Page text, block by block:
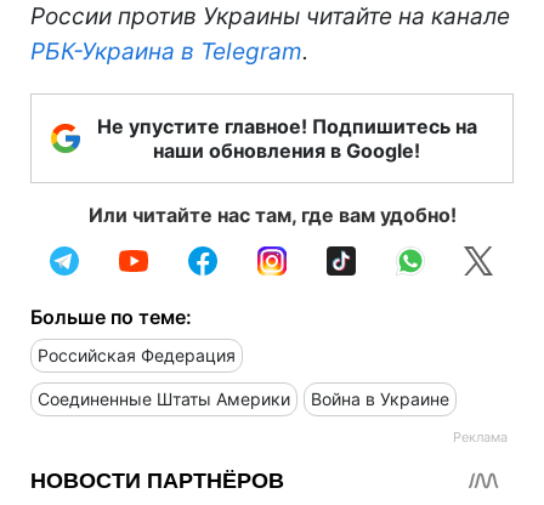
России против Украины читайте на канале
РБК-Украина в Telegram.
Не упустите главное! Подпишитесь на
наши обновления в Google!
Или читайте нас там, где вам удобно!
Больше по теме:
Российская Федерация
Соединенные Штаты Америки Война в Украине